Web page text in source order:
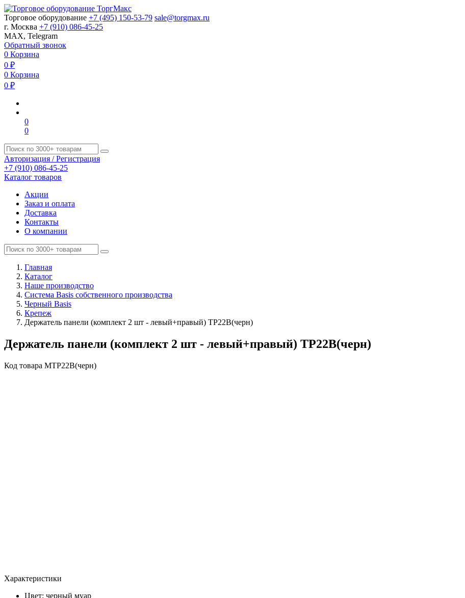
Торговое оборудование +7 (495) 150-53-79 sale@torgmax.ru
г. Москва +7 (910) 086-45-25
MAX, Telegram
Обратный звонок
0 Корзина
0 ₽
0 Корзина
0 ₽
0
0
Авторизация / Регистрация
+7 (910) 086-45-25
Каталог товаров
Акции
Заказ и оплата
Доставка
Контакты
О компании
Главная
Каталог
Наше производство
Система Basis собственного производства
Черный Basis
Крепеж
Держатель панели (комплект 2 шт - левый+правый) TP22B(черн)
Держатель панели (комплект 2 шт - левый+правый) TP22B(черн)
Код товара MTP22B(черн)
Характеристики
Цвет: черный муар